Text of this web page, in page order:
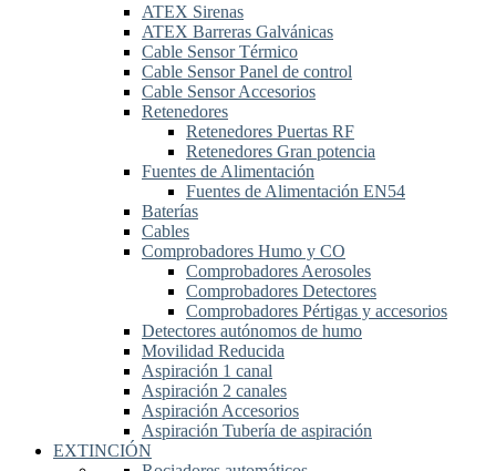
ATEX Sirenas
ATEX Barreras Galvánicas
Cable Sensor Térmico
Cable Sensor Panel de control
Cable Sensor Accesorios
Retenedores
Retenedores Puertas RF
Retenedores Gran potencia
Fuentes de Alimentación
Fuentes de Alimentación EN54
Baterías
Cables
Comprobadores Humo y CO
Comprobadores Aerosoles
Comprobadores Detectores
Comprobadores Pértigas y accesorios
Detectores autónomos de humo
Movilidad Reducida
Aspiración 1 canal
Aspiración 2 canales
Aspiración Accesorios
Aspiración Tubería de aspiración
EXTINCIÓN